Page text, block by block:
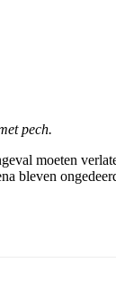
pech.
moeten
bleven